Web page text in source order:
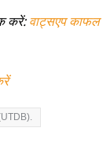
करें:वाट्सएप काफल